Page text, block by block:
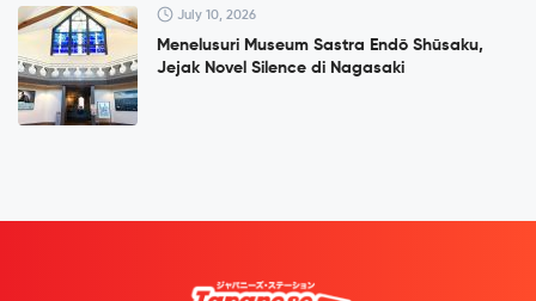
July 10, 2026
Menelusuri Museum Sastra Endō Shūsaku,
Jejak Novel Silence di Nagasaki